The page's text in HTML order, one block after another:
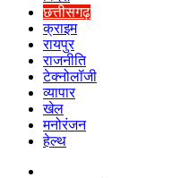
छत्तीसगढ़
क्राइम
रायपुर
राजनीति
टेक्नोलॉजी
व्यापार
खेल
मनोरंजन
हेल्थ